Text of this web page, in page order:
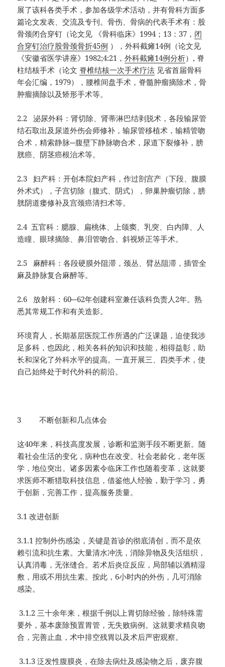
展了该科各类手术，参加各级学术活动，并有骨科方面多
篇论文发表、交流及专刊。骨伤、骨病的代表手术有：股
骨颈闭合穿钉（论文见 《骨科临床》1994；13：37， 闭
合穿钉治疗股骨颈骨折45例 ），外科截瘫14例（论文见
《安徽省医学讲座》1982;4:21，外科截瘫14例分析）, 脊
柱结核手术（论文 脊椎结核一次手术疗法 见省首届骨科
年会汇编，1979），腰椎间盘手术，脊髓肿瘤摘除术，骨
肿瘤摘除以及矫形手术等。
2.2 泌尿外科：肾切除、肾蒂淋巴结剥脱术，各段输尿管
结石取出及尿道外伤会师修补，输尿管移植术，输精管吻
合术，精索静脉─腹壁下静脉吻合术，尿道下裂修补，膀
胱癌、阴茎癌根治术等。
2.3 妇产科：开创本院妇产科，作过剖宫产（下段、腹膜
外术式），子宫切除（腹式、阴式），卵巢肿瘤切除，膀
胱阴道瘘修补及宫颈癌清扫术等。
2.4 五官科：腮腺、扁桃体、上颌窦、乳突、白内障、人
造瞳、眼球摘除、鼻泪管吻合、斜视矫正等手术。
2.5 麻醉科：各段硬膜外阻滞，颈丛、臂丛阻滞，插管全
麻及静脉复合麻醉等。
2.6 放射科：60─62年创建科室兼任该科负责人2年。熟
悉其常规工作和有关造影。
环境育人，长期基层医院工作所遇的广泛课题，迫使我涉
足多科，也因此，相关各科的知识和技能，相得益彰，助
长和深化了外科水平的提高。一直开展三、四类手术，使
自己始终处于时代外科的前沿。
3 不断创新和几点体会
这40年来，科技高度发展，诊断和监测手段不断更新。随
着社会生活的变化，病种也在改变。社会老龄化，老年医
学，地位突出。诸多因素令临床工作也随着变革，这就要
求医师不断猎取科技信息，借鉴他人经验，勤于学习，勇
于创新，完善工作，提高服务质量。
3.1 改进创新
3.1.1 控制外伤感染，关键是首诊的彻底清创，而不是依
赖引流和抗生素。大量清水冲洗，消除异物及失活组织，
认真消毒，无张缝合。若术后炎症反应，局部辅以酒精湿
敷，用或不用抗生素。按此，6小时内的外伤，几可消除
感染。
3.1.2 三十余年来，根据千例以上胃切除经验，除特殊需
要外，基本废除预置胃管，无失败病例。这就要求精良吻
合，完善止血，术中排空残胃以及术后严密观察。
3.1.3 泛发性腹膜炎，在除去病灶及感染物之后，废弃腹